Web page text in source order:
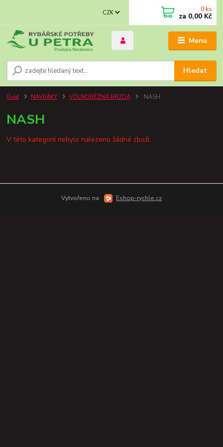
Menu
CZK
Hledat
0 ks
za 0,00 Kč
Úvod NAVIJÁKY VOLNOBĚŽNÁ BRZDA NASH
NASH
V této kategorii nebylo nalezeno žádné zboží.
Vytvořeno na Eshop-rychle.cz